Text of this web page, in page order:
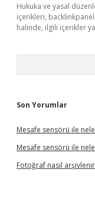
Hukuka ve yasal
içerikleri,
halinde, ilgili içerikler
Son Yorumlar
Mesafe sensörü ile
Mesafe sensörü ile
Fotoğraf nasıl